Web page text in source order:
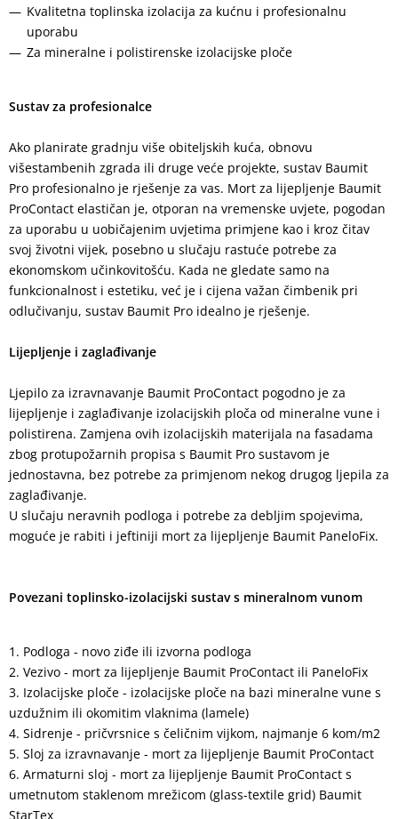
Kvalitetna toplinska izolacija za kućnu i profesionalnu
uporabu
Za mineralne i polistirenske izolacijske ploče
Sustav za profesionalce
Ako planirate gradnju više obiteljskih kuća, obnovu
višestambenih zgrada ili druge veće projekte, sustav Baumit
Pro profesionalno je rješenje za vas. Mort za lijepljenje Baumit
ProContact elastičan je, otporan na vremenske uvjete, pogodan
za uporabu u uobičajenim uvjetima primjene kao i kroz čitav
svoj životni vijek, posebno u slučaju rastuće potrebe za
ekonomskom učinkovitošću. Kada ne gledate samo na
funkcionalnost i estetiku, već je i cijena važan čimbenik pri
odlučivanju, sustav Baumit Pro idealno je rješenje.
Lijepljenje i zaglađivanje
Ljepilo za izravnavanje Baumit ProContact pogodno je za
lijepljenje i zaglađivanje izolacijskih ploča od mineralne vune i
polistirena. Zamjena ovih izolacijskih materijala na fasadama
zbog protupožarnih propisa s Baumit Pro sustavom je
jednostavna, bez potrebe za primjenom nekog drugog ljepila za
zaglađivanje.
U slučaju neravnih podloga i potrebe za debljim spojevima,
moguće je rabiti i jeftiniji mort za lijepljenje Baumit PaneloFix.
Povezani toplinsko-izolacijski sustav s mineralnom vunom
Podloga - novo ziđe ili izvorna podloga
Vezivo - mort za lijepljenje Baumit ProContact ili PaneloFix
Izolacijske ploče - izolacijske ploče na bazi mineralne vune s
uzdužnim ili okomitim vlaknima (lamele)
Sidrenje - pričvrsnice s čeličnim vijkom, najmanje 6 kom/m2
Sloj za izravnavanje - mort za lijepljenje Baumit ProContact
Armaturni sloj - mort za lijepljenje Baumit ProContact s
umetnutom staklenom mrežicom (glass-textile grid) Baumit
StarTex